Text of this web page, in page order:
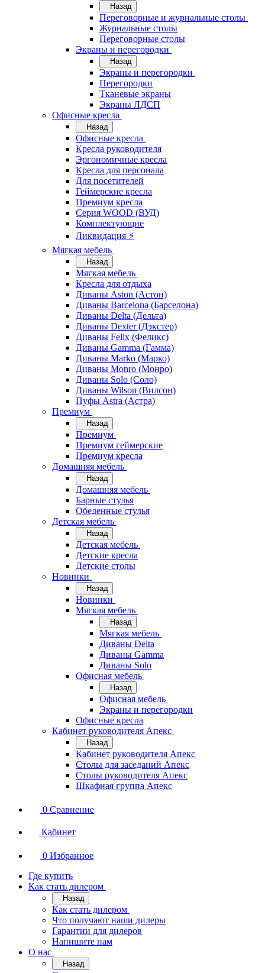
Назад
Переговорные и журнальные столы
Журнальные столы
Переговорные столы
Экраны и перегородки
Назад
Экраны и перегородки
Перегородки
Тканевые экраны
Экраны ЛДСП
Офисные кресла
Назад
Офисные кресла
Кресла руководителя
Эргономичные кресла
Кресла для персонала
Для посетителей
Геймерские кресла
Премиум кресла
Серия WOOD (ВУД)
Комплектующие
Ликвидация ⚡
Мягкая мебель
Назад
Мягкая мебель
Кресла для отдыха
Диваны Aston (Астон)
Диваны Barcelona (Барселона)
Диваны Delta (Дельта)
Диваны Dexter (Дэкстер)
Диваны Felix (Феликс)
Диваны Gamma (Гамма)
Диваны Marko (Марко)
Диваны Monro (Монро)
Диваны Solo (Соло)
Диваны Wilson (Вилсон)
Пуфы Astra (Астра)
Премиум
Назад
Премиум
Премиум геймерские
Премиум кресла
Домашняя мебель
Назад
Домашняя мебель
Барные стулья
Обеденные стулья
Детская мебель
Назад
Детская мебель
Детские кресла
Детские столы
Новинки
Назад
Новинки
Мягкая мебель
Назад
Мягкая мебель
Диваны Delta
Диваны Gamma
Диваны Solo
Офисная мебель
Назад
Офисная мебель
Экраны и перегородки
Офисные кресла
Кабинет руководителя Апекс
Назад
Кабинет руководителя Апекс
Столы для заседаний Апекс
Столы руководителя Апекс
Шкафная группа Апекс
0 Сравнение
Кабинет
0 Избранное
Где купить
Как стать дилером
Назад
Как стать дилером
Что получают наши дилеры
Гарантии для дилеров
Напишите нам
О нас
Назад